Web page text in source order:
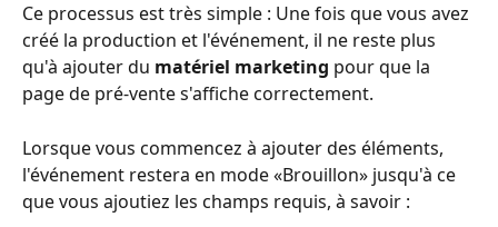
Ce processus est très simple : Une fois que vous avez
créé la production et l'événement, il ne reste plus
qu'à ajouter du matériel marketing pour que la
page de pré-vente s'affiche correctement.
Lorsque vous commencez à ajouter des éléments,
l'événement restera en mode «Brouillon» jusqu'à ce
que vous ajoutiez les champs requis, à savoir :